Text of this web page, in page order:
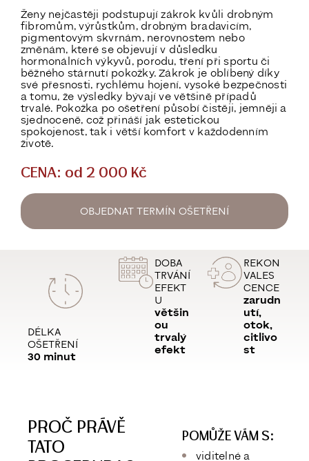
Ženy nejčastěji podstupují zákrok kvůli drobným
fibromům, výrůstkům, drobným bradavicím,
pigmentovým skvrnám, nerovnostem nebo
změnám, které se objevují v důsledku
hormonálních výkyvů, porodu, tření při sportu či
běžného stárnutí pokožky. Zákrok je oblíbený díky
své přesnosti, rychlému hojení, vysoké bezpečnosti
a tomu, že výsledky bývají ve většině případů
trvalé. Pokožka po ošetření působí čistěji, jemněji a
sjednoceně, což přináší jak estetickou
spokojenost, tak i větší komfort v každodenním
životě.
CENA: od 2 000 Kč
OBJEDNAT TERMÍN OŠETŘENÍ
DÉLKA
OŠETŘENÍ
30 minut
DOBA
TRVÁNÍ
EFEKT
U
většin
ou
trvalý
efekt
REKON
VALES
CENCE
zarudn
utí,
otok,
citlivo
st
PROČ PRÁVĚ
TATO
POMŮŽE VÁM S:
viditelné a